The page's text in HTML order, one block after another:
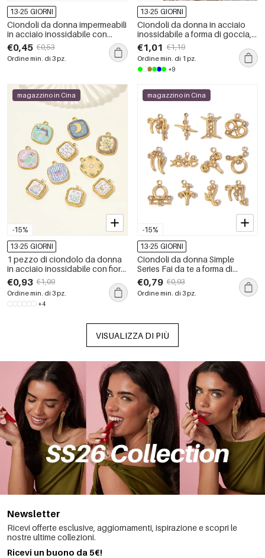
13-25 GIORNI
Ciondoli da donna impermeabili
in acciaio inossidabile con
fiocco floreale fai da te della
serie Romantic Series.
€0,45 €0,53
Ordine min. di 3 pz.
13-25 GIORNI
Ciondoli da donna in acciaio
inossidabile a forma di goccia,
impermeabili, color oro, con
pietra naturale
€1,01 €1,19
Ordine min. di 1 pz.
+9
-15%
magazzino in Cina
13-25 GIORNI
1 pezzo di ciondolo da donna
in acciaio inossidabile con fiore
colorato, impermeabile, color
oro
€0,93 €1,09
Ordine min. di 3 pz.
+4
-15%
magazzino in Cina
13-25 GIORNI
Ciondoli da donna Simple
Series Fai da te a forma di
costellazione, in acciaio
inossidabile impermeabile color
oro.
€0,79 €0,93
Ordine min. di 3 pz.
VISUALIZZA DI PIÙ
Newsletter
Ricevi offerte esclusive, aggiornamenti, ispirazione e scopri le
nostre ultime collezioni.
Ricevi un buono da 5€!